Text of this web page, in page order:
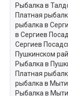
Рыбалка в
Платная
рыбалка в
в Сергиев
Сергиев
Пушкинском
Рыбалка в
Платная
рыбалка в
Рыбалка в